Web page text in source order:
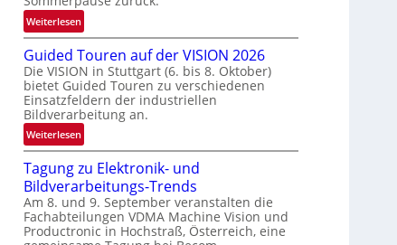
r
e
z
t
e
M
ö
g
l
i
c
h
k
Weiterlesen:
R
ü
c
k
k
e
h
d
e
r
i
Guided Touren auf der VISION 2026
Die VISION in Stuttgart (6. bis 8. Oktober)
bietet Guided Touren zu verschiedenen
Einsatzfeldern der industriellen
Bildverarbeitung an.
Weiterlesen:
G
u
i
d
e
d
Tagung zu Elektronik- und
Bildverarbeitungs-Trends
Am 8. und 9. September veranstalten die
Fachabteilungen VDMA Machine Vision und
Productronic in Hochstraß, Österreich, eine